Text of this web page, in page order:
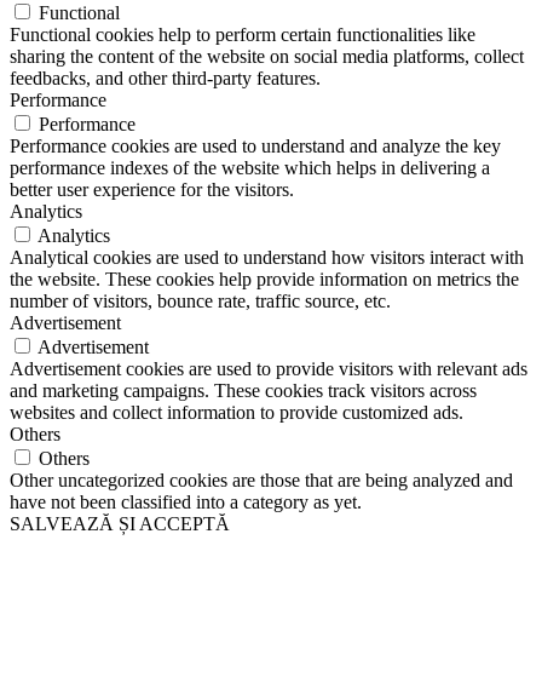
Functional
Functional cookies help to perform certain functionalities like
sharing the content of the website on social media platforms, collect
feedbacks, and other third-party features.
Performance
Performance
Performance cookies are used to understand and analyze the key
performance indexes of the website which helps in delivering a
better user experience for the visitors.
Analytics
Analytics
Analytical cookies are used to understand how visitors interact with
the website. These cookies help provide information on metrics the
number of visitors, bounce rate, traffic source, etc.
Advertisement
Advertisement
Advertisement cookies are used to provide visitors with relevant ads
and marketing campaigns. These cookies track visitors across
websites and collect information to provide customized ads.
Others
Others
Other uncategorized cookies are those that are being analyzed and
have not been classified into a category as yet.
SALVEAZĂ ȘI ACCEPTĂ